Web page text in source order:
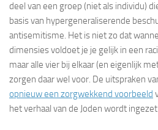
deel van een groep (niet als individu)
basis van hypergeneraliserende
antisemitisme. Het is niet zo dat
dimensies voldoet je je gelijk in een
maar alle vier bij elkaar (en eigenlijk
zorgen daar wel voor. De uitspraken
opnieuw een zorgwekkend voorbeeld
het verhaal van de Joden wordt